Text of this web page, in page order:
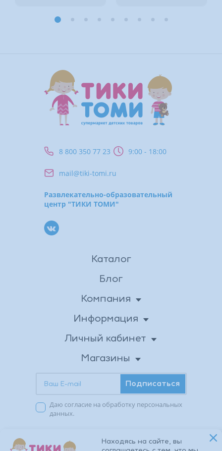
Находясь на сайте, вы
8 800 350 77 23 9:00 - 18:00
mail@tiki-tomi.ru
Развлекательно-образовательный
центр "ТИКИ ТОМИ"
Каталог
Блог
Компания
Новости
Контакты
Информация
Доставка
Возврат товара
Публичная оферта
Личный кабинет
Личные данные
Бонусная программа
Заказы
Магазины
Адреса магазинов
Акции в магазинах
Подписаться
Даю согласие на обработку персональных
данных.
© 2026 TIKI TOMI. Все права защищены.